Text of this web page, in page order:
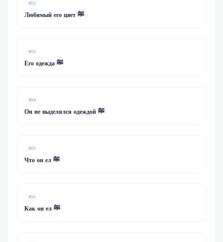
#52
Любимый его цвет ﷺ
#53
Его одежда ﷺ
#54
Он не выделялся одеждой ﷺ
#55
Что он ел ﷺ
#56
Как он ел ﷺ